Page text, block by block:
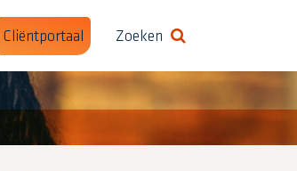
Cliëntportaal
Zoeken